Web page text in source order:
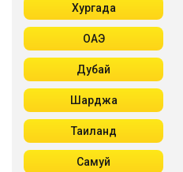
Хургада
ОАЭ
Дубай
Шарджа
Таиланд
Самуй